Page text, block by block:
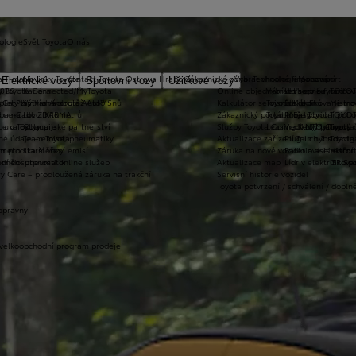
Elektrické vozy Sportovní vozy
Užitkové vozyVybrat vhodné financování
Vybrat vhodné
Toyota Kredit
Toyota Easy
Leasing KINTO One
zimních kol
na rok ZDARMA
Extracare
pro starší vozy
pneumatik
Care – prodloužená záruka na trakční
program prodeje
Zákaznická zóna
Online objednání do servisu
Kalkulátor servisních úkonů
Zákaznický portál Moje Toyota
Služby Toyota Connected/MyToyota
Aktualizace zařízení Touch 2 s
Záruka na nové vozidlo a asistenční
Aktualizace map
Servisní historie vozidel
Toyota potvrzení / schválení /
T-mate
Toyota Connected/MyToyota
CarPlay™ a Android Auto™
e-Call
u Toyoty
údaje – emise, pneumatiky
metodika měření emisí
dosutpnosti online služeb
Technologie pohonu
Let's go beyond
Elektrifikované
Plně hybridní
Vodíkový palivový
Plug-in hybrid
Bateriové
Lídr v
Svět Toyota
Novinky Toyota
Kariéra
Výtvarná soutěž Auto Snů
Lovci Kilometrů
Olympijské partnerství
Team Toyota
Motorsport
GR
O nás
Kontakt Toyota Ostrava Hrabová